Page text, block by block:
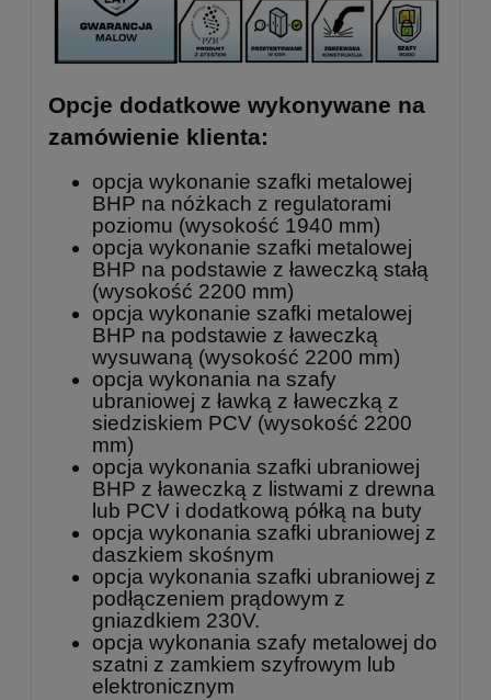
Opcje dodatkowe wykonywane na
zamówienie klienta:
opcja wykonanie szafki metalowej
BHP na nóżkach z regulatorami
poziomu (wysokość 1940 mm)
opcja wykonanie szafki metalowej
BHP na podstawie z ławeczką stałą
(wysokość 2200 mm)
opcja wykonanie szafki metalowej
BHP na podstawie z ławeczką
wysuwaną (wysokość 2200 mm)
opcja wykonania na szafy
ubraniowej z ławką z ławeczką z
siedziskiem PCV (wysokość 2200
mm)
opcja wykonania szafki ubraniowej
BHP z ławeczką z listwami z drewna
lub PCV i dodatkową półką na buty
opcja wykonania szafki ubraniowej z
daszkiem skośnym
opcja wykonania szafki ubraniowej z
podłączeniem prądowym z
gniazdkiem 230V.
opcja wykonania szafy metalowej do
szatni z zamkiem szyfrowym lub
elektronicznym